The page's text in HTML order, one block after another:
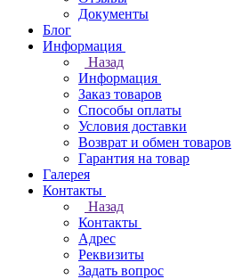
Документы
Блог
Информация
Назад
Информация
Заказ товаров
Способы оплаты
Условия доставки
Возврат и обмен товаров
Гарантия на товар
Галерея
Контакты
Назад
Контакты
Адрес
Реквизиты
Задать вопрос